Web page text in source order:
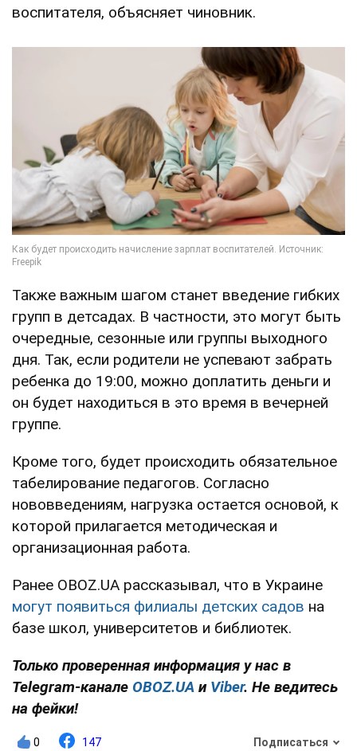
воспитателя, объясняет чиновник.
Также важным шагом станет введение гибких
групп в детсадах. В частности, это могут быть
очередные, сезонные или группы выходного
дня. Так, если родители не успевают забрать
ребенка до 19:00, можно доплатить деньги и
он будет находиться в это время в вечерней
группе.
Кроме того, будет происходить обязательное
табелирование педагогов. Согласно
нововведениям, нагрузка остается основой, к
которой прилагается методическая и
организационная работа.
Ранее OBOZ.UA рассказывал, что в Украине
могут появиться филиалы детских садов на
базе школ, университетов и библиотек.
Только проверенная информация у нас в
Telegram-канале OBOZ.UA и Viber. Не ведитесь
на фейки!
0 147 Подписаться